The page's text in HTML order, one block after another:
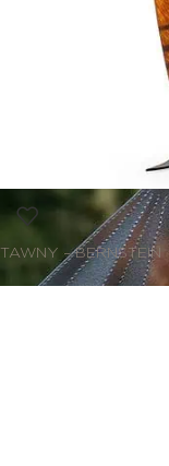
TAWNY – BERNSTEIN